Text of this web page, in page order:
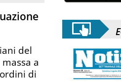
del
a
di